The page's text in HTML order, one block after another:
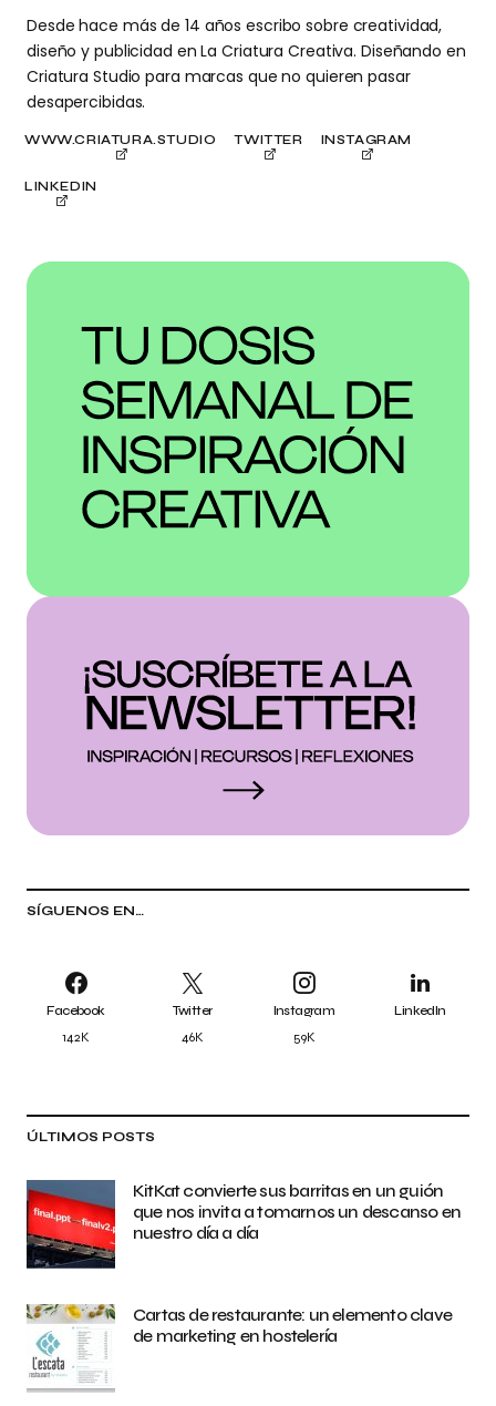
SÍGUENOS EN…
Facebook
142K
Twitter
46K
Instagram
59K
LinkedIn
ÚLTIMOS POSTS
KitKat convierte sus barritas en un guión
que nos invita a tomarnos un descanso en
nuestro día a día
Cartas de restaurante: un elemento clave
de marketing en hostelería
Desde hace más de 14 años escribo sobre creatividad,
diseño y publicidad en La Criatura Creativa. Diseñando en
Criatura Studio para marcas que no quieren pasar
desapercibidas.
WWW.CRIATURA.STUDIO TWITTER INSTAGRAM
LINKEDIN